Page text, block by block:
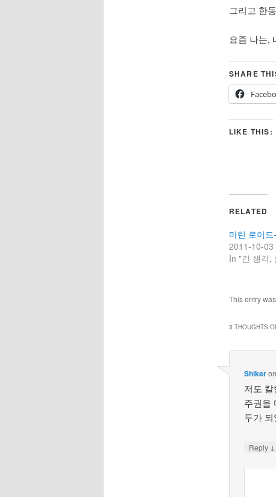
그리고 한
요즘 나는,
SHARE
LIKE THIS:
RELATED
마틴 로이드
2011-10-03
In "긴 생각,
This entry
3 THOUGHTS
Shiker
저도
주권을
두가
Reply ↓